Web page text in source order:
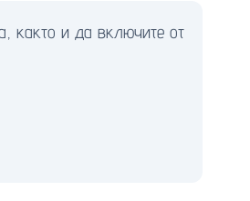
както и да включите от